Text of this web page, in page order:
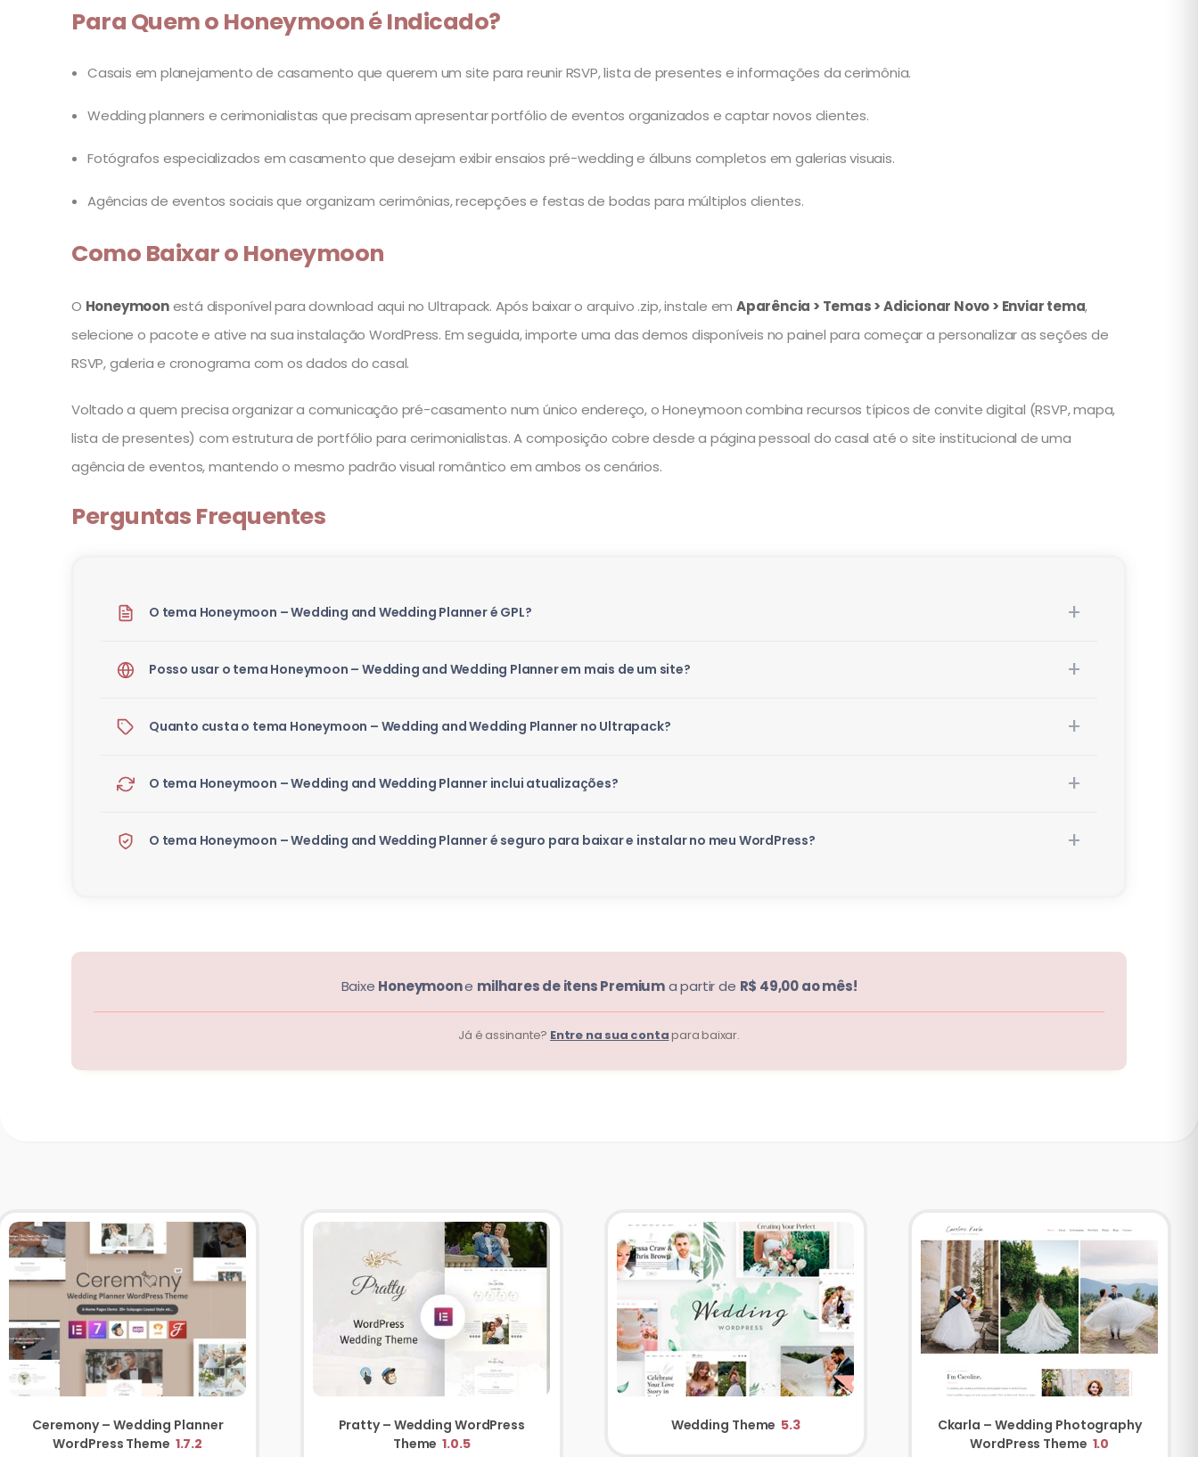
Para Quem o Honeymoon é Indicado?
Casais em planejamento de casamento que querem um site para reunir RSVP, lista de presentes e informações da cerimônia.
Wedding planners e cerimonialistas que precisam apresentar portfólio de eventos organizados e captar novos clientes.
Fotógrafos especializados em casamento que desejam exibir ensaios pré-wedding e álbuns completos em galerias visuais.
Agências de eventos sociais que organizam cerimônias, recepções e festas de bodas para múltiplos clientes.
Como Baixar o Honeymoon
O Honeymoonestá disponível para download aqui no Ultrapack. Após baixar o arquivo .zip, instale emAparência > Temas > Adicionar Novo > Enviar tema,
selecione o pacote e ative na sua instalação WordPress. Em seguida, importe uma das demos disponíveis no painel para começar a personalizar as seções de
RSVP, galeria e cronograma com os dados do casal.
Voltado a quem precisa organizar a comunicação pré-casamento num único endereço, o Honeymoon combina recursos típicos de convite digital (RSVP, mapa,
lista de presentes) com estrutura de portfólio para cerimonialistas. A composição cobre desde a página pessoal do casal até o site institucional de uma
agência de eventos, mantendo o mesmo padrão visual romântico em ambos os cenários.
Perguntas Frequentes
O tema Honeymoon – Wedding and Wedding Planner é GPL?
Posso usar o tema Honeymoon – Wedding and Wedding Planner em mais de um site?
Quanto custa o tema Honeymoon – Wedding and Wedding Planner no Ultrapack?
O tema Honeymoon – Wedding and Wedding Planner inclui atualizações?
O tema Honeymoon – Wedding and Wedding Planner é seguro para baixar e instalar no meu WordPress?
Baixe Honeymoone milhares de itens Premiuma partir de R$ 49,00 ao mês!
Já é assinante? Entre na sua contapara baixar.
Ceremony – Wedding Planner
WordPress Theme 1.7.2
Pratty – Wedding WordPress
Theme 1.0.5
Wedding Theme 5.3
Ckarla – Wedding Photography
WordPress Theme 1.0